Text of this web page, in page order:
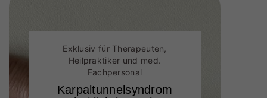
Exklusiv für Therapeuten,
Heilpraktiker und med.
Fachpersonal
Karpaltunnelsyndrom